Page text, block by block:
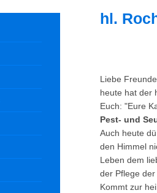
hl.
Liebe
heute hat der
Euch: "Eure
Pest- und
Auch heute
den Himmel
Leben dem
der Pflege
Kommt zur